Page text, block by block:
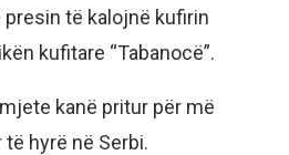
të kalojnë kufirin
kufitare “Tabanocë”.
kanë pritur për më
hyrë në Serbi.